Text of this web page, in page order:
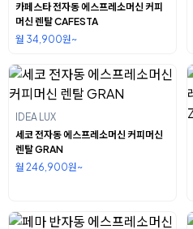
카페스타 전자동 에스프레소머신 커피
머신 렌탈 CAFESTA
월 34,900원~
IDEA LUX
세코 전자동 에스프레소머신 커피머신
렌탈 GRAN
월 246,900원~